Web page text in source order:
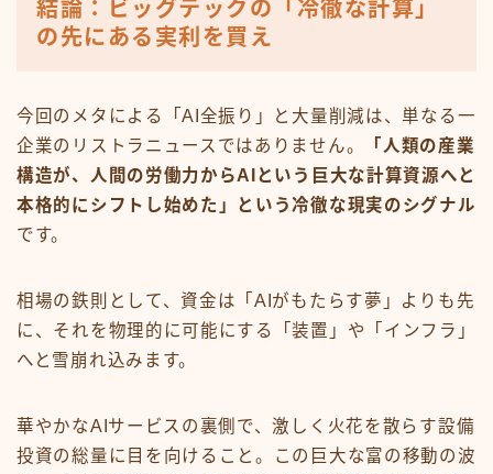
結論：ビッグテックの「冷徹な計算」
の先にある実利を買え
今回のメタによる「AI全振り」と大量削減は、単なる一
企業のリストラニュースではありません。
「人類の産業
構造が、人間の労働力からAIという巨大な計算資源へと
本格的にシフトし始めた」という冷徹な現実のシグナル
です。
相場の鉄則として、資金は「AIがもたらす夢」よりも先
に、それを物理的に可能にする「装置」や「インフラ」
へと雪崩れ込みます。
華やかなAIサービスの裏側で、激しく火花を散らす設備
投資の総量に目を向けること。この巨大な富の移動の波